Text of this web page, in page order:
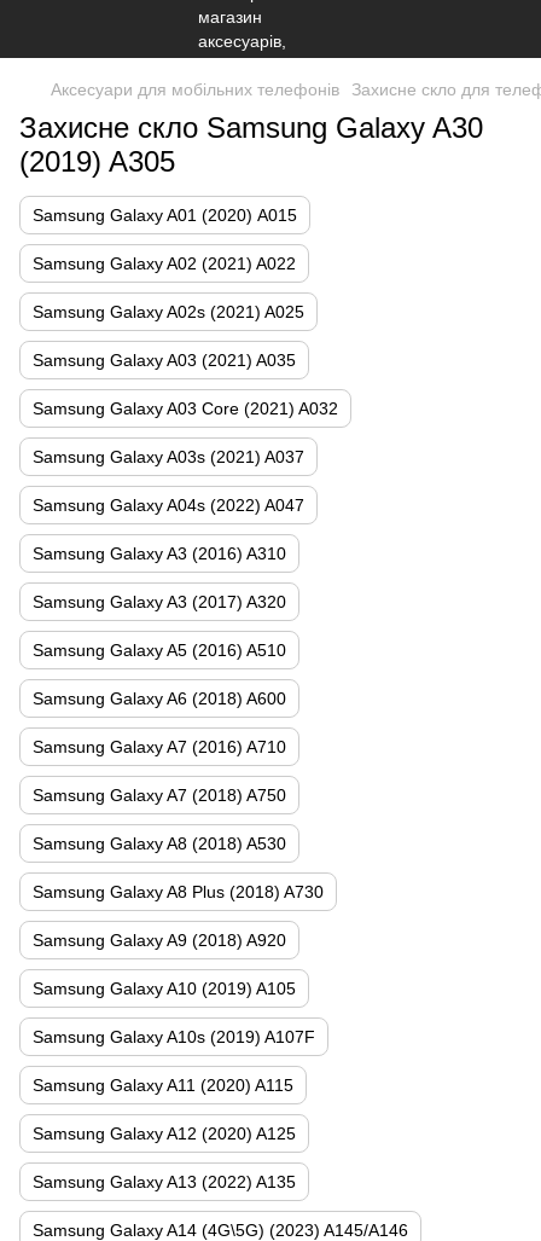
Аксесуари для мобільних телефонів Захисне скло для
Захисне скло Samsung Galaxy A30
(2019) A305
Samsung Galaxy A01 (2020) А015
Samsung Galaxy A02 (2021) A022
Samsung Galaxy A02s (2021) A025
Samsung Galaxy A03 (2021) A035
Samsung Galaxy A03 Core (2021) A032
Samsung Galaxy A03s (2021) A037
Samsung Galaxy A04s (2022) A047
Samsung Galaxy A3 (2016) A310
Samsung Galaxy A3 (2017) A320
Samsung Galaxy A5 (2016) A510
Samsung Galaxy A6 (2018) A600
Samsung Galaxy A7 (2016) A710
Samsung Galaxy A7 (2018) A750
Samsung Galaxy A8 (2018) A530
Samsung Galaxy A8 Plus (2018) A730
Samsung Galaxy A9 (2018) A920
Samsung Galaxy A10 (2019) A105
Samsung Galaxy A10s (2019) A107F
Samsung Galaxy A11 (2020) A115
Samsung Galaxy A12 (2020) A125
Samsung Galaxy A13 (2022) A135
Samsung Galaxy A14 (4G\5G) (2023) A145/A146